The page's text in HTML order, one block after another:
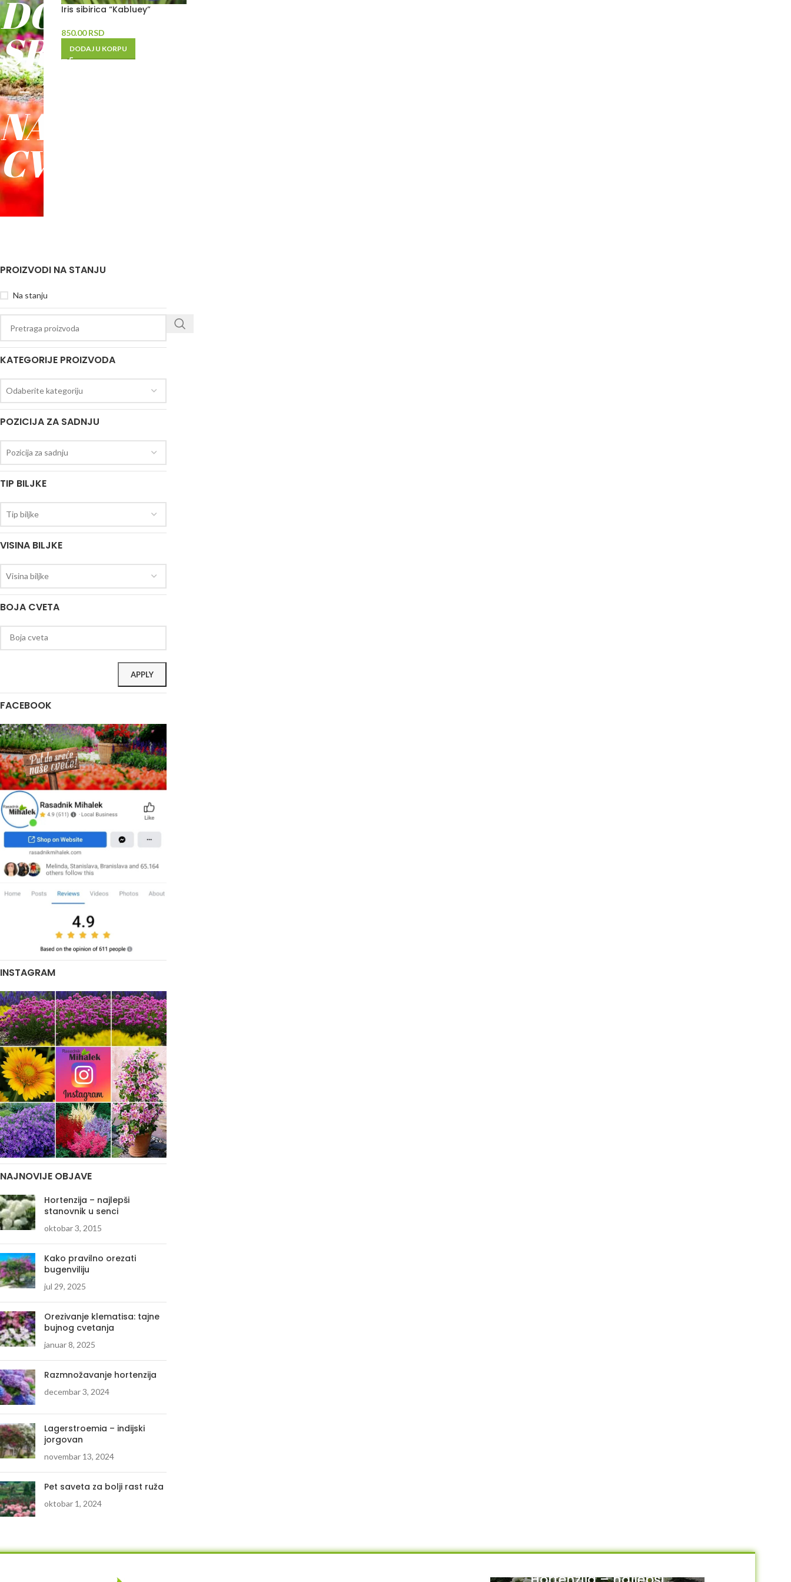
DO
SREĆE
-
NAŠE
CVEĆE
Iris sibirica “Kabluey”
850.00RSD
DODAJ U KORPU
PROIZVODI NA STANJU
Na stanju
KATEGORIJE PROIZVODA
Odaberite kategoriju
POZICIJA ZA SADNJU
Pozicija za sadnju
TIP BILJKE
Tip biljke
VISINA BILJKE
Visina biljke
BOJA CVETA
APPLY
FACEBOOK
INSTAGRAM
NAJNOVIJE OBJAVE
Hortenzija – najlepši
stanovnik u senci
oktobar 3, 2015
Kako pravilno orezati
bugenviliju
jul 29, 2025
Orezivanje klematisa: tajne
bujnog cvetanja
januar 8, 2025
Razmnožavanje hortenzija
decembar 3, 2024
Lagerstroemia – indijski
jorgovan
novembar 13, 2024
Pet saveta za bolji rast ruža
oktobar 1, 2024